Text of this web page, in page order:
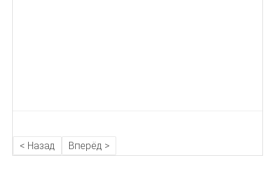
< Назад Вперёд >